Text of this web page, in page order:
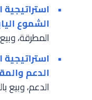
الشموع
المطرقة،
الدعم
الدعم،